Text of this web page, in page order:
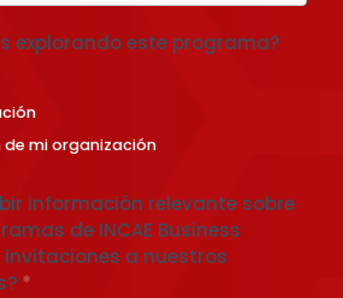
explorando este programa?
de mi organización
información relevante sobre
de INCAE Business
invitaciones a nuestros
*